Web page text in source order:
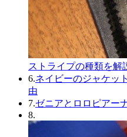
ストライプの種類を解
6.ネイビーのジャケッ
由
7.ゼニアとロロピアー
8.